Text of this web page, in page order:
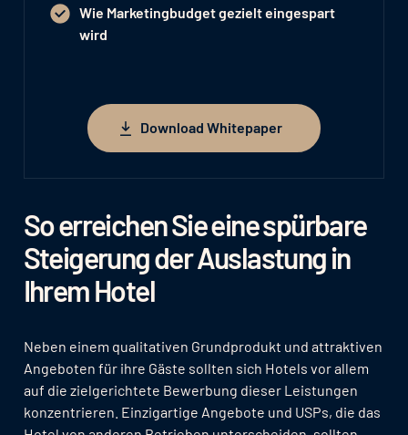
So erreichen Sie eine spürbare
Steigerung der Auslastung in
Ihrem Hotel
Neben einem qualitativen Grundprodukt und attraktiven
Angeboten für ihre Gäste sollten sich Hotels vor allem
auf die zielgerichtete Bewerbung dieser Leistungen
konzentrieren. Einzigartige Angebote und USPs, die das
Wie Marketingbudget gezielt eingespart
wird
Download Whitepaper
Download Whitepaper